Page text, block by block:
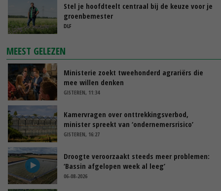
Stel je hoofdteelt centraal bij de keuze voor je
groenbemester
DLF
MEEST GELEZEN
Ministerie zoekt tweehonderd agrariërs die
mee willen denken
GISTEREN, 11:34
Kamervragen over onttrekkingsverbod,
minister spreekt van ‘ondernemersrisico’
GISTEREN, 16:27
Droogte veroorzaakt steeds meer problemen:
‘Bassin afgelopen week al leeg’
06-08-2026